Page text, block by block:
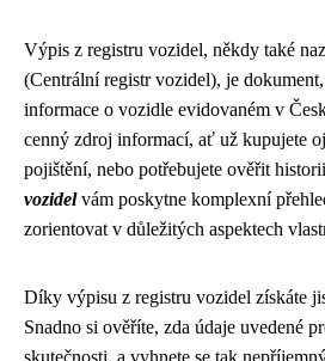
Výpis z registru vozidel, někdy také
(Centrální registr vozidel), je
informace o vozidle evidovaném v
cenný zdroj informací, ať už kupujete
pojištění, nebo potřebujete ověřit
vozidelvám poskytne komplexní
zorientovat v důležitých aspektech
Díky výpisu z registru vozidel získáte
Snadno si ověříte, zda údaje uvedené
skutečnosti, a vyhnete se tak